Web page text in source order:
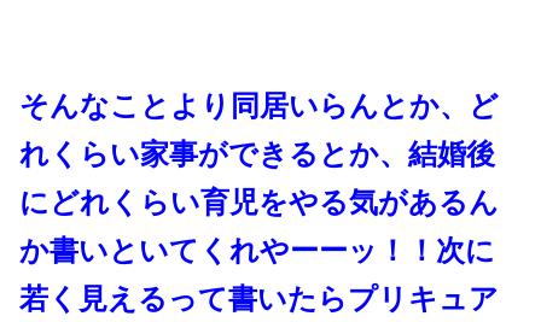
そんなことより同居いらんとか、ど
れくらい家事ができるとか、結婚後
にどれくらい育児をやる気があるん
か書いといてくれやーーッ！！次に
若く見えるって書いたらプリキュア